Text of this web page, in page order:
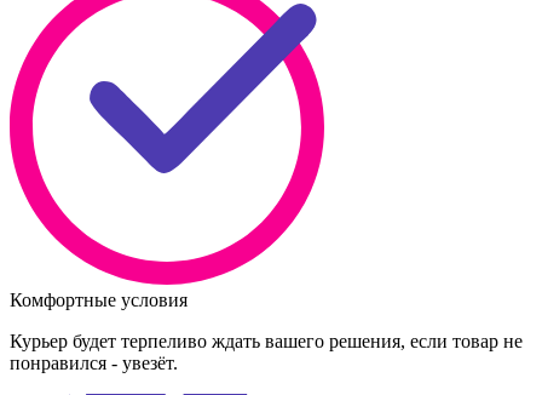
Комфортные условия
Курьер будет терпеливо ждать вашего решения, если товар не
понравился - увезёт.